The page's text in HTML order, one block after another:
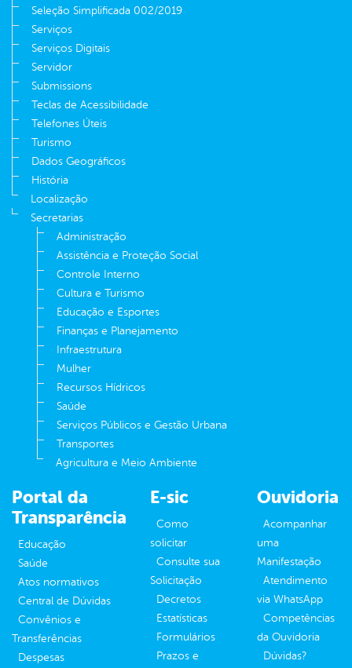
Seleção Simplificada 002/2019
Serviços
Serviços Digitais
Servidor
Submissions
Teclas de Acessibilidade
Telefones Úteis
Turismo
Dados Geográficos
História
Localização
Secretarias
Administração
Assistência e Proteção Social
Controle Interno
Cultura e Turismo
Educação e Esportes
Finanças e Planejamento
Infraestrutura
Mulher
Recursos Hídricos
Saúde
Serviços Públicos e Gestão Urbana
Transportes
Agricultura e Meio Ambiente
Portal da
Transparência
Educação
Saúde
Atos normativos
Central de Dúvidas
Convênios e
Transferências
Despesas
E-sic
Como
solicitar
Consulte sua
Solicitação
Decretos
Estatísticas
Formulários
Prazos e
Ouvidoria
Acompanhar
uma
Manifestação
Atendimento
via WhatsApp
Competências
da Ouvidoria
Dúvidas?